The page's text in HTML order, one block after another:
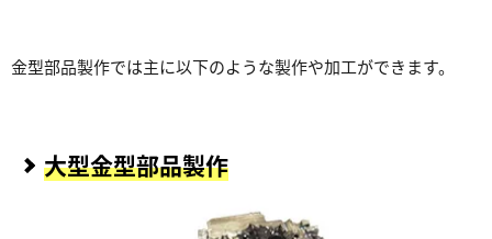
金型部品製作では主に以下のような製作や加工ができます。
大型金型部品製作